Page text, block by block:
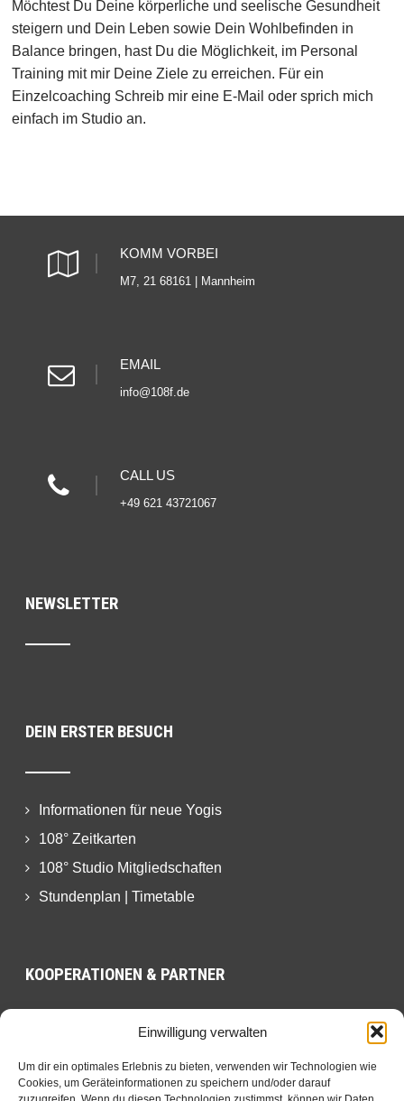
Einwilligung verwalten
Um dir ein optimales Erlebnis zu bieten, verwenden wir Technologien wie
Cookies, um Geräteinformationen zu speichern und/oder darauf
Möchtest Du Deine körperliche und seelische Gesundheit
steigern und Dein Leben sowie Dein Wohlbefinden in
Balance bringen, hast Du die Möglichkeit, im Personal
Training mit mir Deine Ziele zu erreichen. Für ein
Einzelcoaching Schreib mir eine E-Mail oder sprich mich
einfach im Studio an.
KOMM VORBEI
M7, 21 68161 | Mannheim
EMAIL
info@108f.de
CALL US
+49 621 43721067
NEWSLETTER
DEIN ERSTER BESUCH
Informationen für neue Yogis
108° Zeitkarten
108° Studio Mitgliedschaften
Stundenplan | Timetable
KOOPERATIONEN & PARTNER
Wellhub